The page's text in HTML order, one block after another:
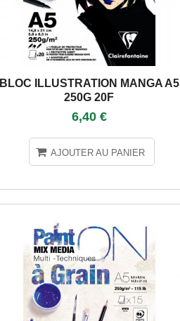
BLOC ILLUSTRATION MANGA A5
250G 20F
6,40 €
AJOUTER AU PANIER